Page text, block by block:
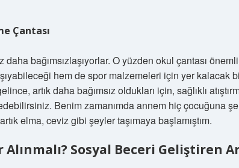
Çantası
daha bağımsızlaşıyorlar. O yüzden okul çantası
hem de spor malzemeleri için yer kalacak
artık daha bağımsız oldukları için, sağlıklı
Benim zamanımda annem hiç çocuğuna
elma, ceviz gibi şeyler taşımaya başlamıştım.
Alınmalı? Sosyal Beceri Geliştiren